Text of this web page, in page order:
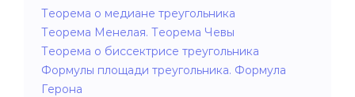
Теорема о медиане треугольника
Теорема Менелая. Теорема Чевы
Теорема о биссектрисе треугольника
Формулы площади треугольника. Формула
Герона